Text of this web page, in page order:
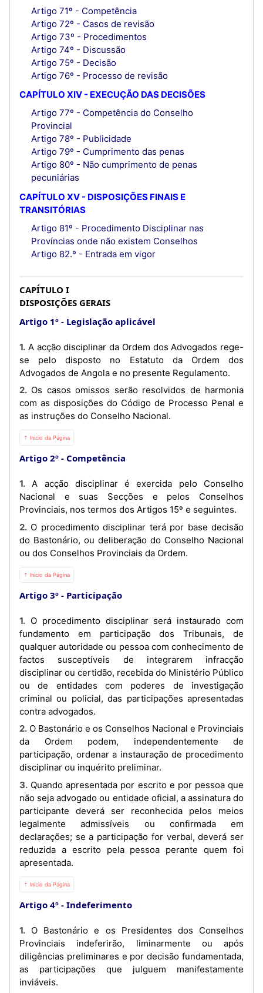
Artigo 71º - Competência
Artigo 72º - Casos de revisão
Artigo 73º - Procedimentos
Artigo 74º - Discussão
Artigo 75º - Decisão
Artigo 76º - Processo de revisão
CAPÍTULO XIV - EXECUÇÃO DAS DECISÕES
Artigo 77º - Competência do Conselho
Provincial
Artigo 78º - Publicidade
Artigo 79º - Cumprimento das penas
Artigo 80º - Não cumprimento de penas
pecuniárias
CAPÍTULO XV - DISPOSIÇÕES FINAIS E
TRANSITÓRIAS
Artigo 81º - Procedimento Disciplinar nas
Províncias onde não existem Conselhos
Artigo 82.º - Entrada em vigor
CAPÍTULO I
DISPOSIÇÕES GERAIS
Artigo 1º
Legislação aplicável
1. A acção disciplinar da Ordem dos Advogados rege-
se pelo disposto no Estatuto da Ordem dos
Advogados de Angola e no presente Regulamento.
2. Os casos omissos serão resolvidos de harmonia
com as disposições do Código de Processo Penal e
as instruções do Conselho Nacional.
⇡ Início da Página
Artigo 2º Competência
1. A acção disciplinar é exercida pelo Conselho
Nacional e suas Secções e pelos Conselhos
Provinciais, nos termos dos Artigos 15º e seguintes.
2. O procedimento disciplinar terá por base decisão
do Bastonário, ou deliberação do Conselho Nacional
ou dos Conselhos Provinciais da Ordem.
⇡ Início da Página
Artigo 3º Participação
1. O procedimento disciplinar será instaurado com
fundamento em participação dos Tribunais, de
qualquer autoridade ou pessoa com conhecimento de
factos susceptíveis de integrarem infracção
disciplinar ou certidão, recebida do Ministério Público
ou de entidades com poderes de investigação
criminal ou policial, das participações apresentadas
contra advogados.
2. O Bastonário e os Conselhos Nacional e Provinciais
da Ordem podem, independentemente de
participação, ordenar a instauração de procedimento
disciplinar ou inquérito preliminar.
3. Quando apresentada por escrito e por pessoa que
não seja advogado ou entidade oficial, a assinatura do
participante deverá ser reconhecida pelos meios
legalmente admissíveis ou confirmada em
declarações; se a participação for verbal, deverá ser
reduzida a escrito pela pessoa perante quem foi
apresentada.
⇡ Início da Página
Artigo 4º Indeferimento
1. O Bastonário e os Presidentes dos Conselhos
Provinciais indeferirão, liminarmente ou após
diligências preliminares e por decisão fundamentada,
as participações que julguem manifestamente
inviáveis.